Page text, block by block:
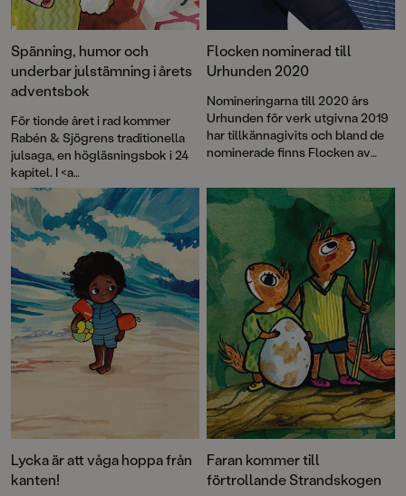
Spänning, humor och
underbar julstämning i årets
adventsbok
För tionde året i rad kommer
Rabén & Sjögrens traditionella
julsaga, en högläsningsbok i 24
kapitel. I <a
href="http://www.rabensjogren.
se/bocker/198563-
julmysteriet">Julmysteriet</a>
berättar författaren Lisa Bjärbo
och illustratören Matilda Ruta om
Ebbe, en kille som verkligen
älskar julen – och mysterier.
Flocken nominerad till
Urhunden 2020
Nomineringarna till 2020 års
Urhunden för verk utgivna 2019
har tillkännagivits och bland de
nominerade finns Flocken av
Lycka är att våga hoppa från
kanten!
Faran kommer till
förtrollande Strandskogen